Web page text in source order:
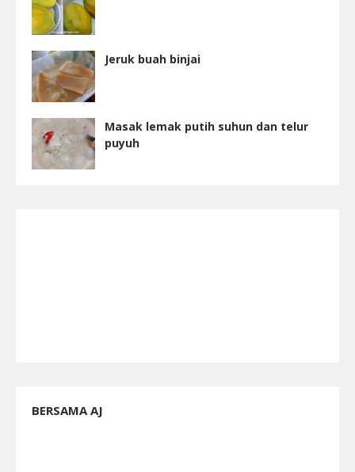
Jeruk buah binjai
Masak lemak putih suhun dan telur
puyuh
BERSAMA AJ